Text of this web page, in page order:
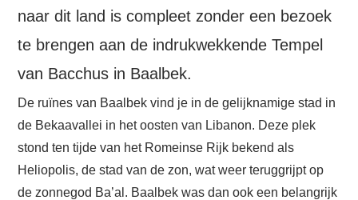
naar dit land is compleet zonder een bezoek
te brengen aan de indrukwekkende Tempel
van Bacchus in Baalbek.
De ruïnes van Baalbek vind je in de gelijknamige stad in
de Bekaavallei in het oosten van Libanon. Deze plek
stond ten tijde van het Romeinse Rijk bekend als
Heliopolis, de stad van de zon, wat weer teruggrijpt op
de zonnegod Ba’al. Baalbek was dan ook een belangrijk